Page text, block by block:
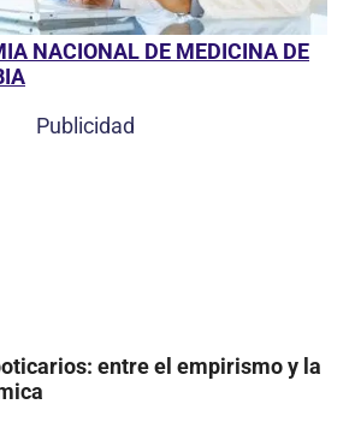
NACIONAL DE MEDICINA DE
Publicidad
entre el empirismo y la